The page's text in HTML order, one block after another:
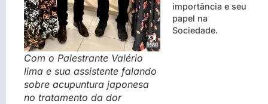
Com o Palestrante Valério
lima e sua assistente falando
sobre acupuntura japonesa
no tratamento da dor
importância e seu
papel na
Sociedade.